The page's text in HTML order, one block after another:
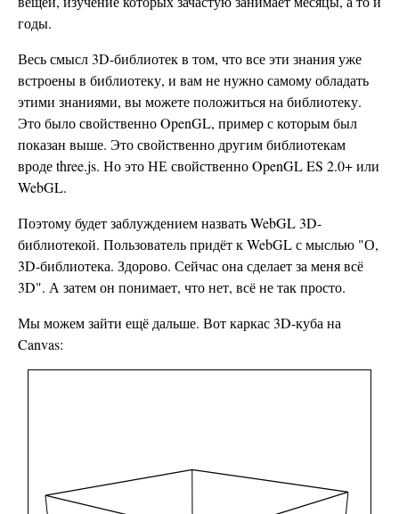
годы.
Весь смысл 3D-библиотек в том, что все эти знания уже
встроены в библиотеку, и вам не нужно самому обладать
этими знаниями, вы можете положиться на библиотеку.
Это было свойственно OpenGL, пример с которым был
показан выше. Это свойственно другим библиотекам
вроде three.js. Но это НЕ свойственно OpenGL ES 2.0+ или
WebGL.
Поэтому будет заблуждением назвать WebGL 3D-
библиотекой. Пользователь придёт к WebGL с мыслью "О,
3D-библиотека. Здорово. Сейчас она сделает за меня всё
3D". А затем он понимает, что нет, всё не так просто.
Мы можем зайти ещё дальше. Вот каркас 3D-куба на
Canvas: